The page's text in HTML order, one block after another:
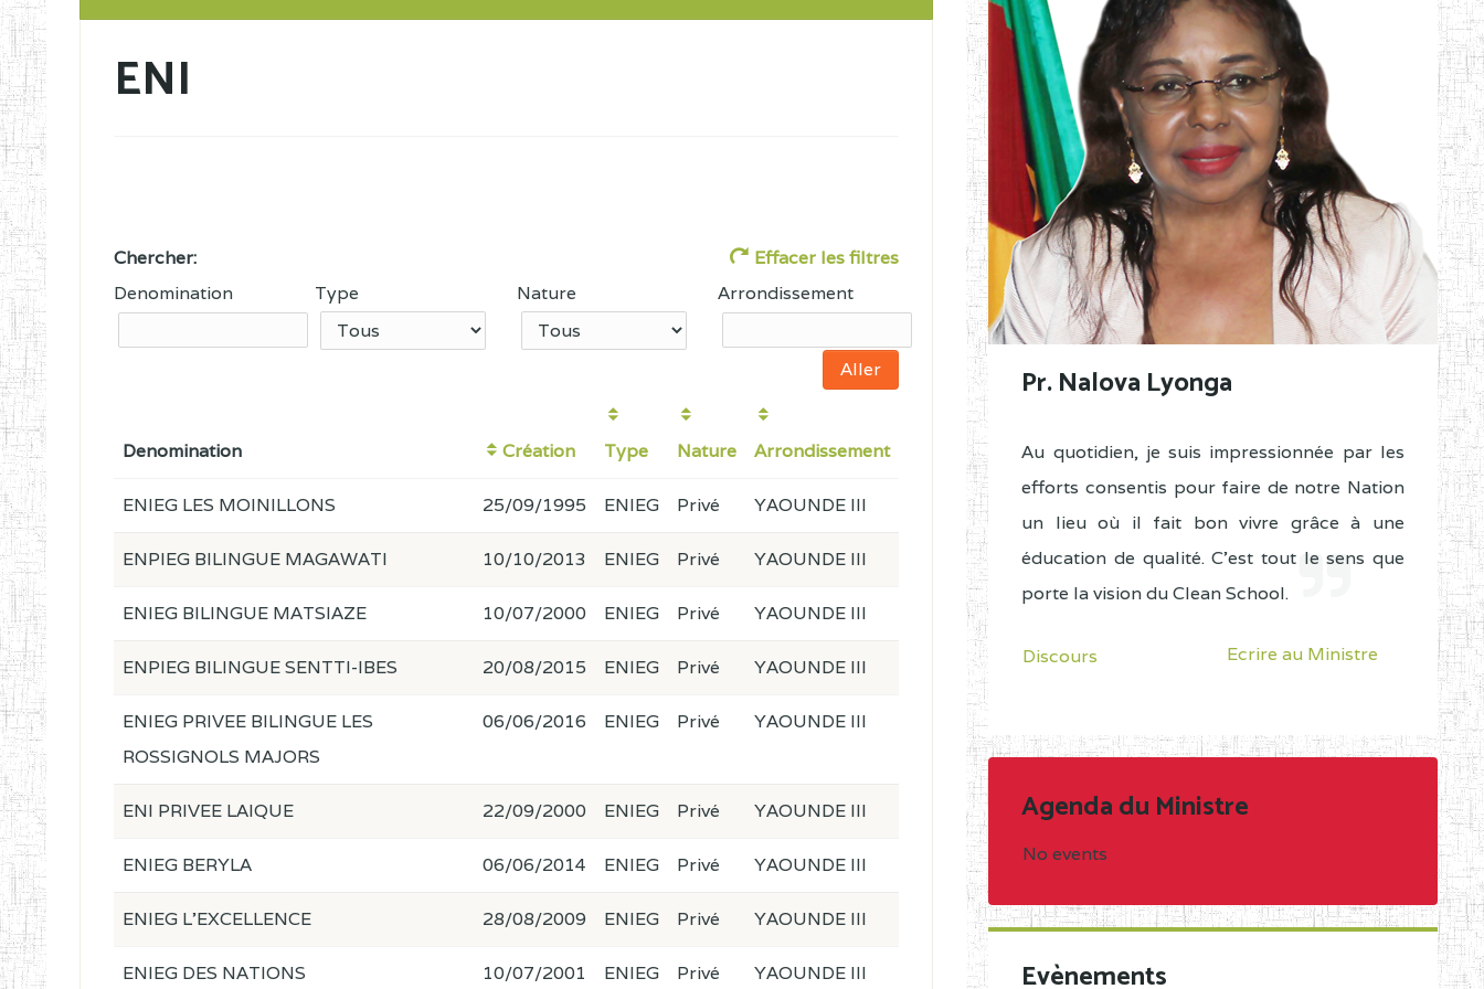
ENI
Chercher:
Effacer les filtres
Denomination
Type Nature Arrondissement
Denomination Création Type Nature Arrondissement
ENIEG LES MOINILLONS 25/09/1995 ENIEG Privé YAOUNDE III
ENPIEG BILINGUE MAGAWATI 10/10/2013 ENIEG Privé YAOUNDE III
ENIEG BILINGUE MATSIAZE 10/07/2000 ENIEG Privé YAOUNDE III
ENPIEG BILINGUE SENTTI-IBES 20/08/2015 ENIEG Privé YAOUNDE III
ENIEG PRIVEE BILINGUE LES
ROSSIGNOLS MAJORS
06/06/2016 ENIEG Privé YAOUNDE III
ENI PRIVEE LAIQUE 22/09/2000 ENIEG Privé YAOUNDE III
ENIEG BERYLA 06/06/2014 ENIEG Privé YAOUNDE III
ENIEG L'EXCELLENCE 28/08/2009 ENIEG Privé YAOUNDE III
ENIEG DES NATIONS 10/07/2001 ENIEG Privé YAOUNDE III
Pr. Nalova Lyonga
Au quotidien, je suis impressionnée par les
efforts consentis pour faire de notre Nation
un lieu où il fait bon vivre grâce à une
éducation de qualité. C'est tout le sens que
porte la vision du Clean School.
Discours Ecrire au Ministre
Agenda du Ministre
No events
Evènements